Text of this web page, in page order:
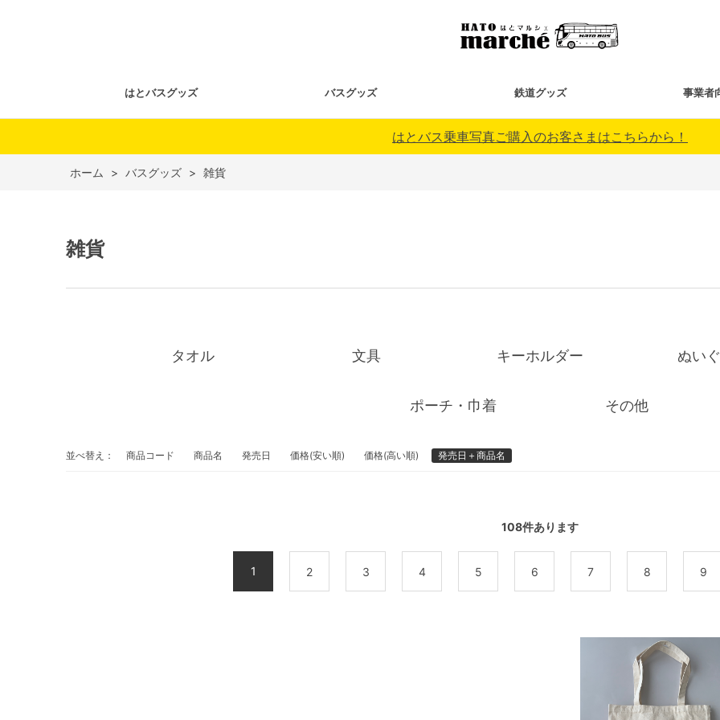
はとバスグッズ バスグッズ 鉄道グッズ 事業者
はとバス乗車写真ご購入のお客さまはこちらから！
ホーム > バスグッズ > 雑貨
雑貨
タオル 文具 キーホルダー ぬい
ポーチ・巾着 その他
並べ替え： 商品コード 商品名 発売日 価格(安い順) 価格(高い順) 発売日＋商品名
108件あります
1 2 3 4 5 6 7 8 9